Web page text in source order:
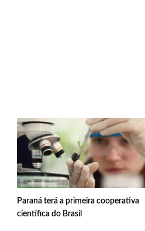
Paraná terá a primeira cooperativa
científica do Brasil